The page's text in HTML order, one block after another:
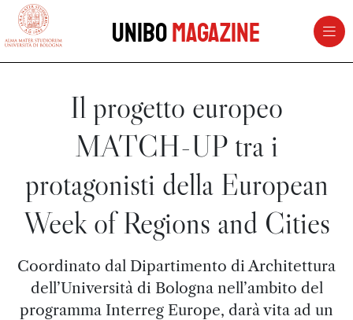
vai al contenuto della pagina
UniboMagazine
Il progetto europeo
MATCH-UP tra i
protagonisti della European
Week of Regions and Cities
Coordinato dal Dipartimento di Architettura
dell’Università di Bologna nell’ambito del
programma Interreg Europe, darà vita ad un